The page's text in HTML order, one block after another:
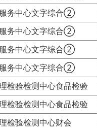
务中心文字综合②
务中心文字综合②
务中心文字综合②
务中心文字综合②
检验检测中心食品检验
检验检测中心食品检验
检验检测中心财会